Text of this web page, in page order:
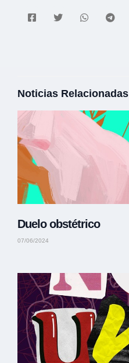
Noticias Relacionadas
Duelo obstétrico
07/06/2024